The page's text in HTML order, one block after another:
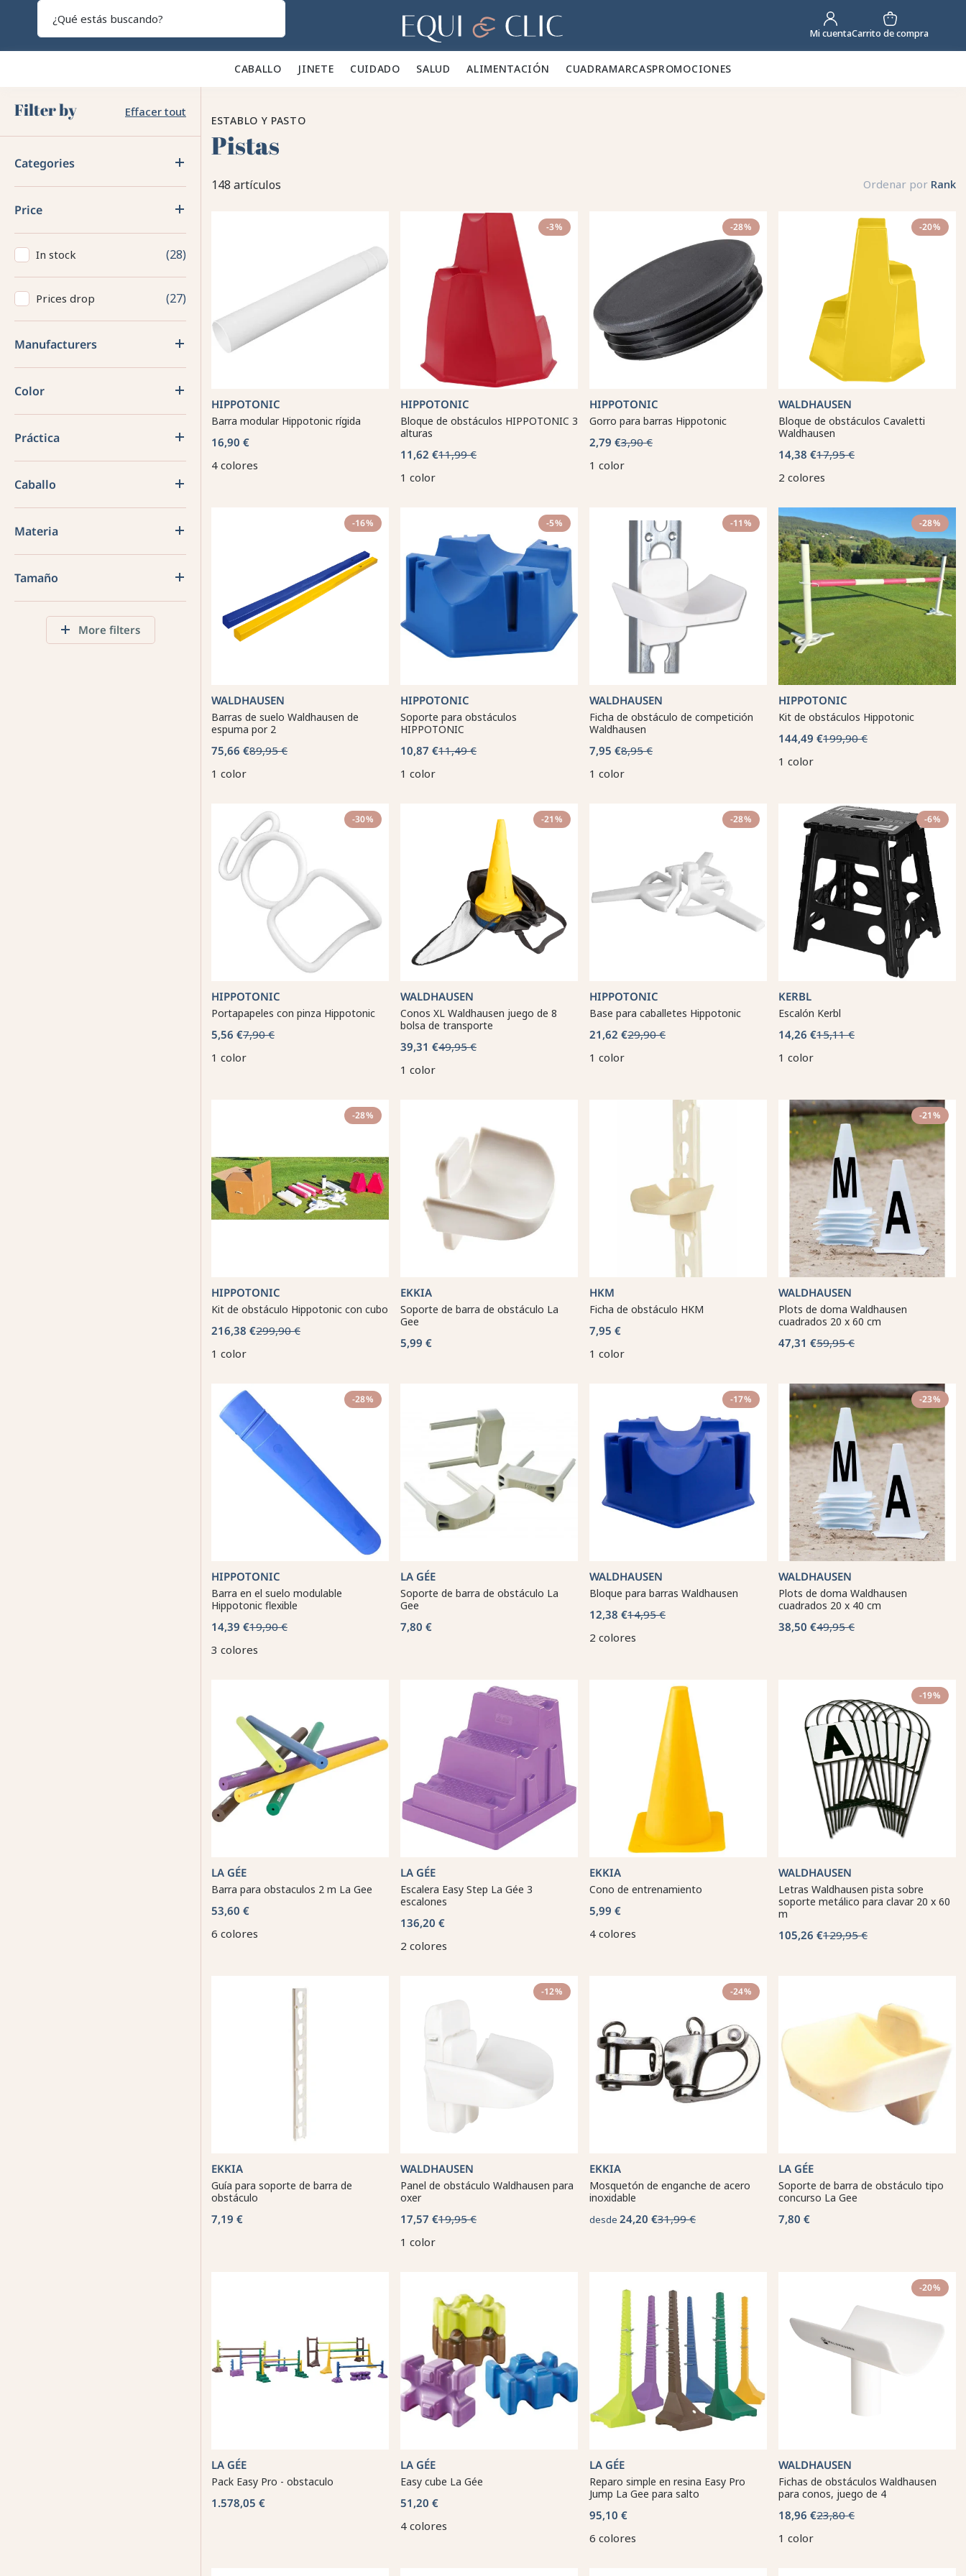
Hogar Mi cuentaCarrito de compra
CABALLO 🐎 JINETE 👕 CUIDADO 🪮 SALUD ✨ALIMENTACIÓN 🥕 CUADRAMARCASPROMOCIONES
Filter by Effacer tout
Categories
Price
In stock 28
Prices drop 27
Manufacturers
Color
Práctica
Caballo
Materia
Tamaño
More filters
ESTABLO Y PASTO
Pistas
148 artículos Ordenar por Rank
HIPPOTONIC
Barra modular Hippotonic rígida
16,90 €
4 colores
-3%
HIPPOTONIC
Bloque de obstáculos HIPPOTONIC 3
alturas
11,62 €11,99 €
1 color
-28%
HIPPOTONIC
Gorro para barras Hippotonic
2,79 €3,90 €
1 color
-20%
WALDHAUSEN
Bloque de obstáculos Cavaletti
Waldhausen
14,38 €17,95 €
2 colores
-16%
WALDHAUSEN
Barras de suelo Waldhausen de
espuma por 2
75,66 €89,95 €
1 color
-5%
HIPPOTONIC
Soporte para obstáculos
HIPPOTONIC
10,87 €11,49 €
1 color
-11%
WALDHAUSEN
Ficha de obstáculo de competición
Waldhausen
7,95 €8,95 €
1 color
-28%
HIPPOTONIC
Kit de obstáculos Hippotonic
144,49 €199,90 €
1 color
-30%
HIPPOTONIC
Portapapeles con pinza Hippotonic
5,56 €7,90 €
1 color
-21%
WALDHAUSEN
Conos XL Waldhausen juego de 8
bolsa de transporte
39,31 €49,95 €
1 color
-28%
HIPPOTONIC
Base para caballetes Hippotonic
21,62 €29,90 €
1 color
-6%
KERBL
Escalón Kerbl
14,26 €15,11 €
1 color
-28%
HIPPOTONIC
Kit de obstáculo Hippotonic con cubo
216,38 €299,90 €
1 color
EKKIA
Soporte de barra de obstáculo La
Gee
5,99 €
HKM
Ficha de obstáculo HKM
7,95 €
1 color
-21%
WALDHAUSEN
Plots de doma Waldhausen
cuadrados 20 x 60 cm
47,31 €59,95 €
-28%
HIPPOTONIC
Barra en el suelo modulable
Hippotonic flexible
14,39 €19,90 €
3 colores
LA GÉE
Soporte de barra de obstáculo La
Gee
7,80 €
-17%
WALDHAUSEN
Bloque para barras Waldhausen
12,38 €14,95 €
2 colores
-23%
WALDHAUSEN
Plots de doma Waldhausen
cuadrados 20 x 40 cm
38,50 €49,95 €
LA GÉE
Barra para obstaculos 2 m La Gee
53,60 €
6 colores
LA GÉE
Escalera Easy Step La Gée 3
escalones
136,20 €
2 colores
EKKIA
Cono de entrenamiento
5,99 €
4 colores
-19%
WALDHAUSEN
Letras Waldhausen pista sobre
soporte metálico para clavar 20 x 60
m
105,26 €129,95 €
EKKIA
Guía para soporte de barra de
obstáculo
7,19 €
-12%
WALDHAUSEN
Panel de obstáculo Waldhausen para
oxer
17,57 €19,95 €
1 color
-24%
EKKIA
Mosquetón de enganche de acero
inoxidable
desde 24,20 €31,99 €
LA GÉE
Soporte de barra de obstáculo tipo
concurso La Gee
7,80 €
LA GÉE
Pack Easy Pro - obstaculo
1.578,05 €
LA GÉE
Easy cube La Gée
51,20 €
4 colores
LA GÉE
Reparo simple en resina Easy Pro
Jump La Gee para salto
95,10 €
6 colores
-20%
WALDHAUSEN
Fichas de obstáculos Waldhausen
para conos, juego de 4
18,96 €23,80 €
1 color